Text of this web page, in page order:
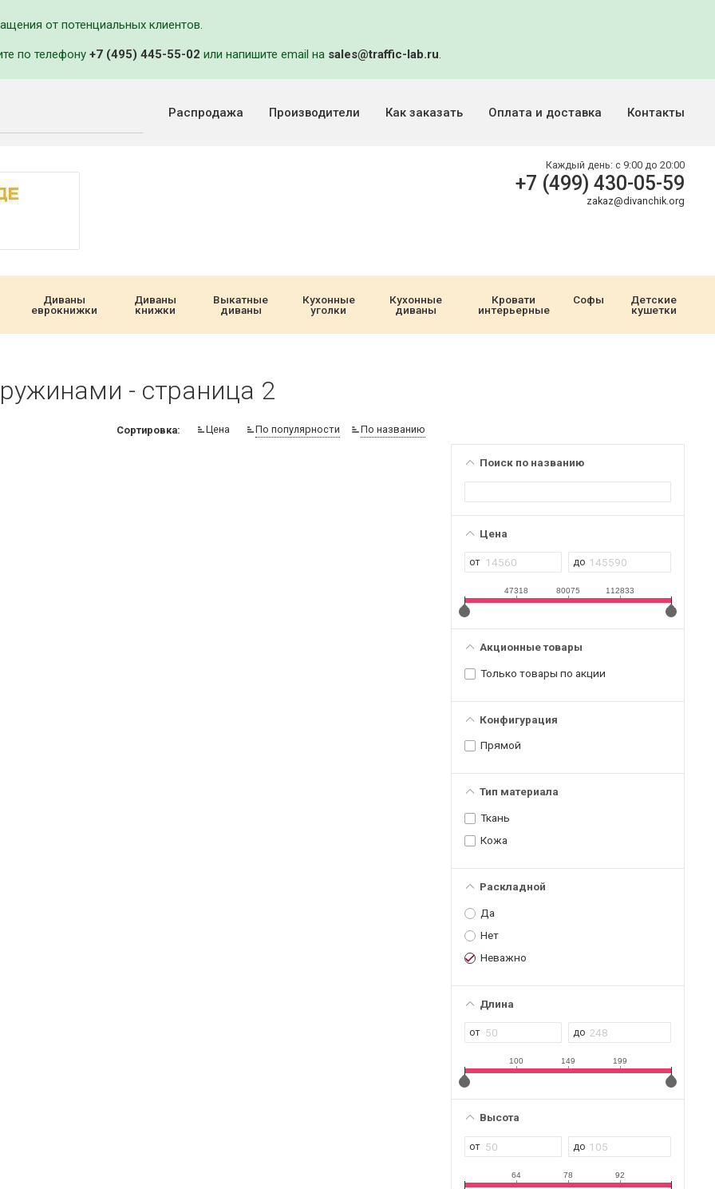
от потенциальных клиентов.
по телефону +7 (495) 445-55-02 или напишите email на sales@traffic-lab.ru.
Распродажа Производители Как заказать Оплата и доставка Контакты
Каждый день: с 9:00 до 20:00
+7 (499) 430-05-59
zakaz@divanchik.org
Диваны
еврокнижки
Диваны
книжки
Выкатные
диваны
Кухонные
уголки
Кухонные
диваны
Кровати
интерьерные
Софы
Детские
кушетки
- страница 2
Поиск по названию
Цена
47318 80075 112833
Акционные товары
Только товары по акции
Конфигурация
Прямой
Тип материала
Ткань
Кожа
Раскладной
Да
Нет
Неважно
Длина
100 149 199
Высота
64 78 92
Сортировка: Цена По популярности По названию